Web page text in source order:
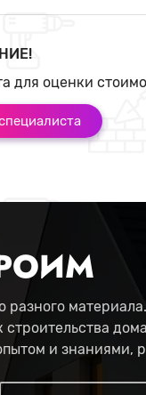
для оценки
и знаниями,